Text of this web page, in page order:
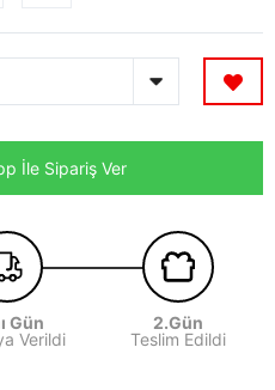
İle Sipariş Ver
Gün
Verildi
2.Gün
Teslim Edildi